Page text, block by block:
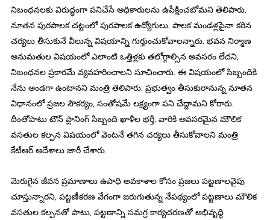
నిబంధనలకు విరుద్ధంగా పనిచేసే అధికారులను ఉపేక్షించబోమని తెలిపారు.
నూతన పురపాలక చట్టంలో పురపాలక ఉద్యోగులు, పాలక మండళ్లపైనా కఠిన
చర్యలు తీసుకునే వీలున్న విషయాన్ని గుర్తుంచుకోవాలన్నారు. భవన నిర్మాణ
అనుమతుల విషయంలో ఎలాంటి ఒత్తిళ్లకు తలోగ్గాల్సిన అవసరం లేదని,
నిబంధనల ప్రకారమే వ్యవహరించాలని సూచించారు. ఈ విషయంలో సిబ్బందికి
నేను అండగా ఉంటానని మంత్రి తెలిపారు. ప్రభుత్వం తీసుకురానున్న నూతన
విధానంలో ప్రజల సౌకర్యం, సంతోషమే లక్ష్యంగా పని చేద్దామని కోరారు.
దీంతోపాటు టౌన్ ప్లానింగ్ సిబ్బంది ఖాళీల భర్తీ, వారికి అవసరమైన మౌలిక
వసతుల కల్పన విషయంలో వెంటనే తగిన చర్యలు తీసుకోవాలని మంత్రి
కేటీఆర్ ఆదేశాలు జారీ చేశారు.
మెరుగైన జీవన ప్రమాణాలు ఉపాధి అవకాశాల కోసం ప్రజలు పట్టణాలవైపు
చూస్తున్నారని, పట్టణీకరణ వేగంగా జరుగుతున్న నేపథ్యంలో పట్టణాలు మౌలిక
వసతుల కల్పనతో పాటు, పట్టణాన్ని సమగ్ర కార్యచరణతో అభివృద్ధి